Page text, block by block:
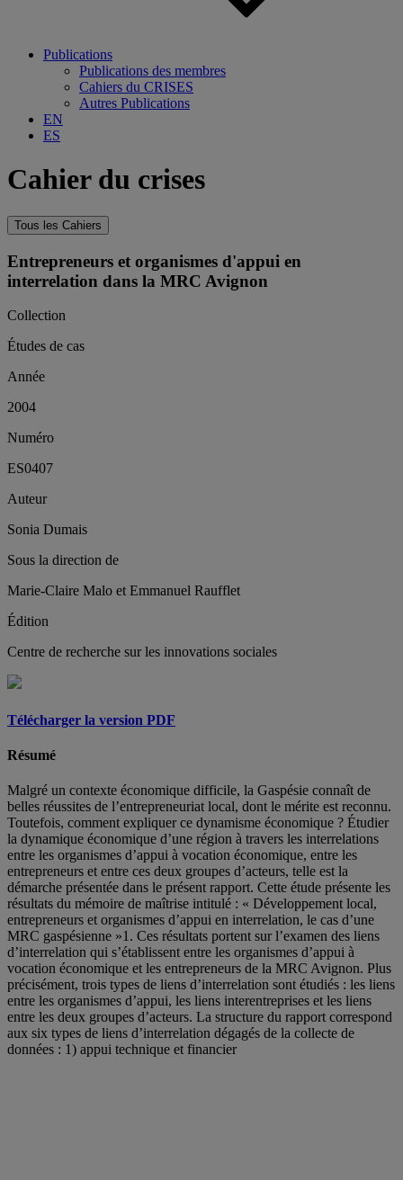
Publications
Publications des membres
Cahiers du CRISES
Autres Publications
EN
ES
Cahier du crises
Tous les Cahiers
Entrepreneurs et organismes d'appui en
interrelation dans la MRC Avignon
Collection
Études de cas
Année
2004
Numéro
ES0407
Auteur
Sonia Dumais
Sous la direction de
Marie-Claire Malo et Emmanuel Raufflet
Édition
Centre de recherche sur les innovations sociales
Télécharger la version PDF
Résumé
Malgré un contexte économique difficile, la Gaspésie connaît de
belles réussites de l’entrepreneuriat local, dont le mérite est reconnu.
Toutefois, comment expliquer ce dynamisme économique ? Étudier
la dynamique économique d’une région à travers les interrelations
entre les organismes d’appui à vocation économique, entre les
entrepreneurs et entre ces deux groupes d’acteurs, telle est la
démarche présentée dans le présent rapport. Cette étude présente les
résultats du mémoire de maîtrise intitulé : « Développement local,
entrepreneurs et organismes d’appui en interrelation, le cas d’une
MRC gaspésienne »1. Ces résultats portent sur l’examen des liens
d’interrelation qui s’établissent entre les organismes d’appui à
vocation économique et les entrepreneurs de la MRC Avignon. Plus
précisément, trois types de liens d’interrelation sont étudiés : les liens
entre les organismes d’appui, les liens interentreprises et les liens
entre les deux groupes d’acteurs. La structure du rapport correspond
aux six types de liens d’interrelation dégagés de la collecte de
données : 1) appui technique et financier